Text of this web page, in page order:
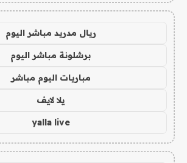
ريال مدريد مباشر اليوم
برشلونة مباشر اليوم
مباريات اليوم مباشر
يلا لايف
yalla live